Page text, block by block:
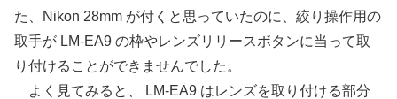
た、Nikon 28mm が付くと思っていたのに、絞り操作用の
取手が LM-EA9 の枠やレンズリリースボタンに当って取
り付けることができませんでした。
よく見てみると、 LM-EA9 はレンズを取り付ける部分